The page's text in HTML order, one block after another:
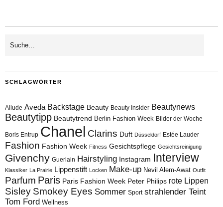
SCHLAGWÖRTER
Allude Aveda Backstage Beauty Beauty Insider Beautynews
Beautytipp Beautytrend Berlin Fashion Week Bilder der Woche
Boris Entrup Chanel Clarins Duft Düsseldorf Estée Lauder
Fashion Fashion Week Fitness Gesichtspflege Gesichtsreinigung
Givenchy Guerlain Hairstyling Instagram Interview
Klassiker La Prairie Lippenstift Locken Make-up Nevil Alem-Awat Outfit
Parfum Paris Paris Fashion Week Peter Philips rote Lippen
Sisley Smokey Eyes Sommer Sport strahlender Teint
Tom Ford Wellness